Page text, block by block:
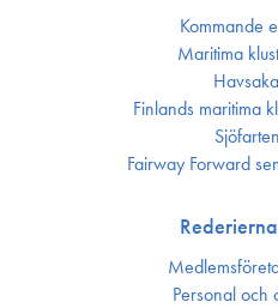
Kommande
Maritima
Finlands maritima
Fairway Forward
Personal och